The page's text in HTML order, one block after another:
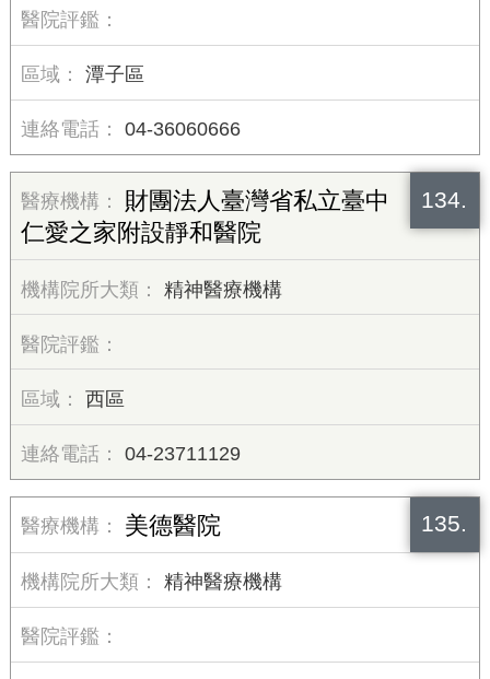
潭子區
04-36060666
134.
財團法人臺灣省私立臺中
仁愛之家附設靜和醫院
精神醫療機構
西區
04-23711129
135.
美德醫院
精神醫療機構